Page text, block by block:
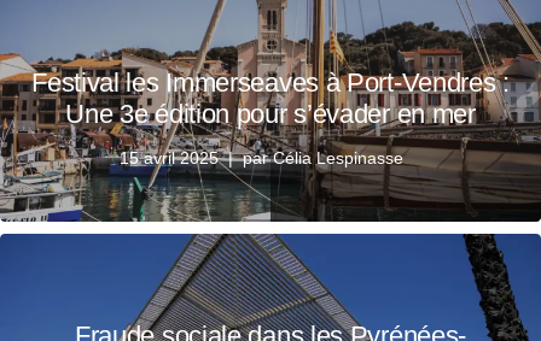
Festival les Immerseaves à Port-Vendres :
Une 3e édition pour s’évader en mer
15 avril 2025 parCélia Lespinasse